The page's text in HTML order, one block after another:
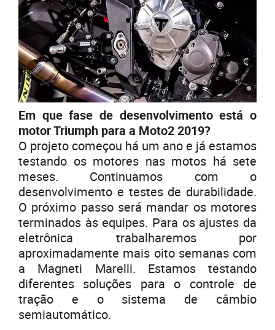
Em que fase de desenvolvimento está o
motor Triumph para a Moto2 2019?
O projeto começou há um ano e já estamos
testando os motores nas motos há sete
meses. Continuamos com o
desenvolvimento e testes de durabilidade.
O próximo passo será mandar os motores
terminados às equipes. Para os ajustes da
eletrônica trabalharemos por
aproximadamente mais oito semanas com
a Magneti Marelli. Estamos testando
diferentes soluções para o controle de
tração e o sistema de câmbio
semiautomático.